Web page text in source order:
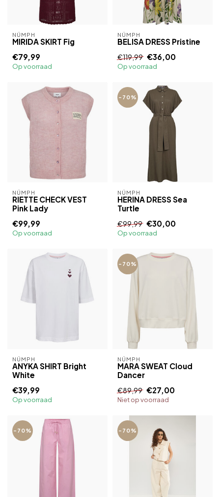
NÜMPH
MIRIDA SKIRT Fig
€79,99
Op voorraad
NÜMPH
BELISA DRESS Pristine
€119,99 €36,00
Op voorraad
NÜMPH
RIETTE CHECK VEST
Pink Lady
€99,99
Op voorraad
-70%
NÜMPH
HERINA DRESS Sea
Turtle
€99,99 €30,00
Op voorraad
NÜMPH
ANYKA SHIRT Bright
White
€39,99
Op voorraad
-70%
NÜMPH
MARA SWEAT Cloud
Dancer
€89,99 €27,00
Niet op voorraad
-70% -70%